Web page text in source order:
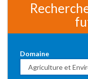
Domaine